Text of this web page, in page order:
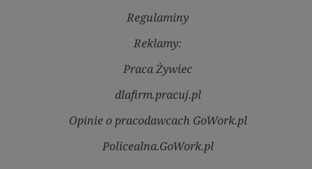
Regulaminy
Reklamy:
Praca Żywiec
dlafirm.pracuj.pl
Opinie o pracodawcach GoWork.pl
Policealna.GoWork.pl